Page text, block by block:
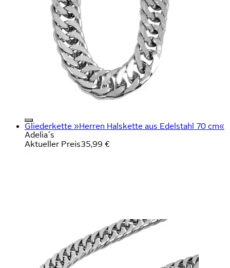
Gliederkette »Herren Halskette aus Edelstahl 70 cm«
Adelia´s
Aktueller Preis35,99 €